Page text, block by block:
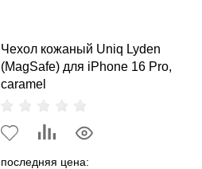
Чехол кожаный Uniq Lyden
(MagSafe) для iPhone 16 Pro,
caramel
последняя цена: